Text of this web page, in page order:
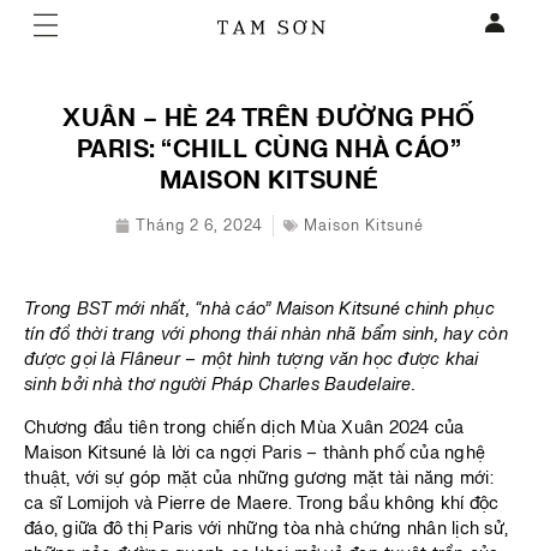
XUÂN – HÈ 24 TRÊN ĐƯỜNG PHỐ
PARIS: “CHILL CÙNG NHÀ CÁO”
MAISON KITSUNÉ
Tháng 2 6, 2024 Maison Kitsuné
Trong BST mới nhất, “nhà cáo” Maison Kitsuné chinh phục
tín đồ thời trang với phong thái nhàn nhã bẩm sinh, hay còn
được gọi là Flâneur – một hình tượng văn học được khai
sinh bởi nhà thơ người Pháp Charles Baudelaire.
Chương đầu tiên trong chiến dịch Mùa Xuân 2024 của
Maison Kitsuné là lời ca ngợi Paris – thành phố của nghệ
thuật, với sự góp mặt của những gương mặt tài năng mới:
ca sĩ Lomijoh và Pierre de Maere. Trong bầu không khí độc
đáo, giữa đô thị Paris với những tòa nhà chứng nhân lịch sử,